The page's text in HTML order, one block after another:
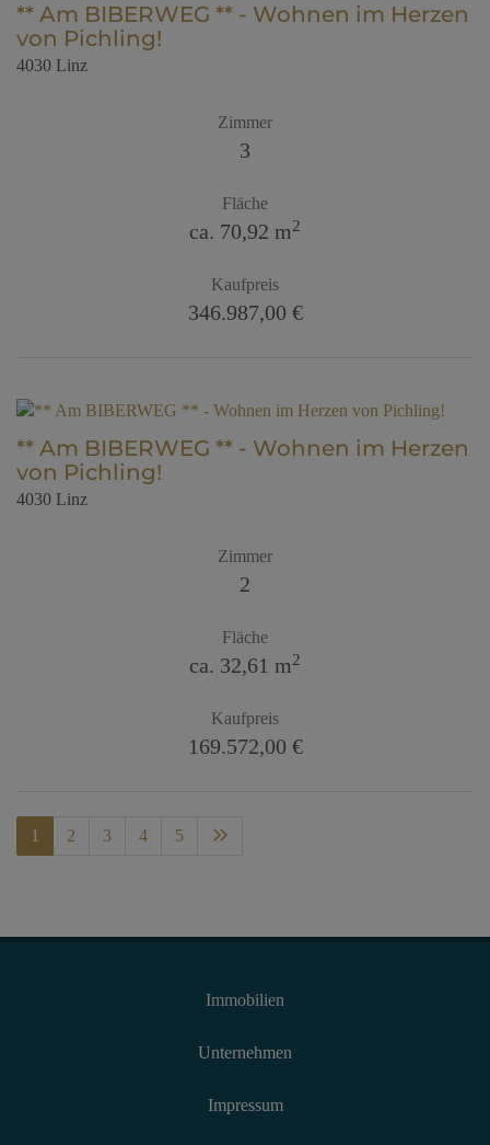
** Am BIBERWEG ** - Wohnen im Herzen
von Pichling!
4030 Linz
Zimmer
3
Fläche
ca. 70,92 m2
Kaufpreis
346.987,00 €
** Am BIBERWEG ** - Wohnen im Herzen
von Pichling!
4030 Linz
Zimmer
2
Fläche
ca. 32,61 m2
Kaufpreis
169.572,00 €
1 2 3 4 5
Immobilien
Unternehmen
Impressum